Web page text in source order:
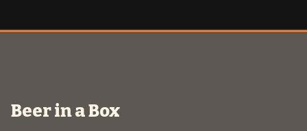
Beer in a Box